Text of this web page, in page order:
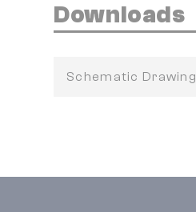
Downloads
Schematic Drawing